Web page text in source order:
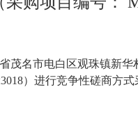
茂名市电白区观珠镇新华
）进行竞争性磋商方